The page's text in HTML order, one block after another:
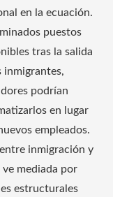
en la ecuación.
puestos
tras la salida
inmigrantes,
podrían
en lugar
empleados.
inmigración y
mediada por
estructurales